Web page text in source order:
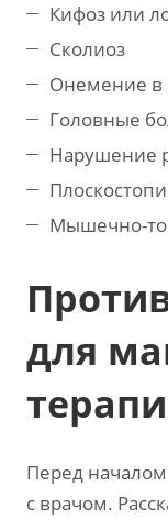
Кифоз или
Сколиоз
Онемение в
Головные
Нарушение
Мышечно-
для
Перед
с врачом.